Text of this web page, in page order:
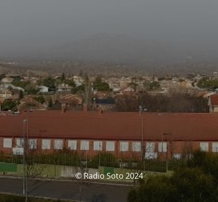
© Radio Soto 2024